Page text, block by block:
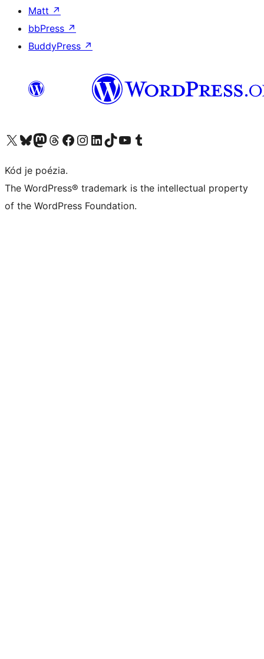
Matt ↗
bbPress ↗
BuddyPress ↗
Navštívte náš účet na X (predtým Twitter)
Navštívte náš účet na platforme Bluesky
Navštívte náš účet na Mastodone
Navštívte náš účet na platforme Threads
Navštívte našu stránku na Facebooku
Navštívte náš účet Instagram
Navštívte náš účet LinkedIn
Navštívte náš účet na platforme TikTok
Navštívte náš kanál YouTube
Navštívte náš účet na platforme Tumblr
Kód je poézia.
The WordPress® trademark is the intellectual property
of the WordPress Foundation.